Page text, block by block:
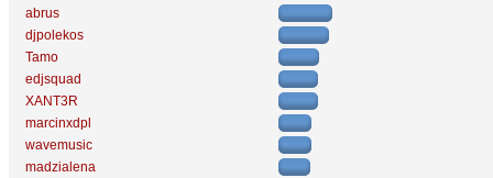
abrus
djpolekos
Tamo
edjsquad
XANT3R
marcinxdpl
wavemusic
madzialena